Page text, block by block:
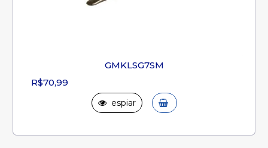
GMKLSG7SM
R$70,99
espiar